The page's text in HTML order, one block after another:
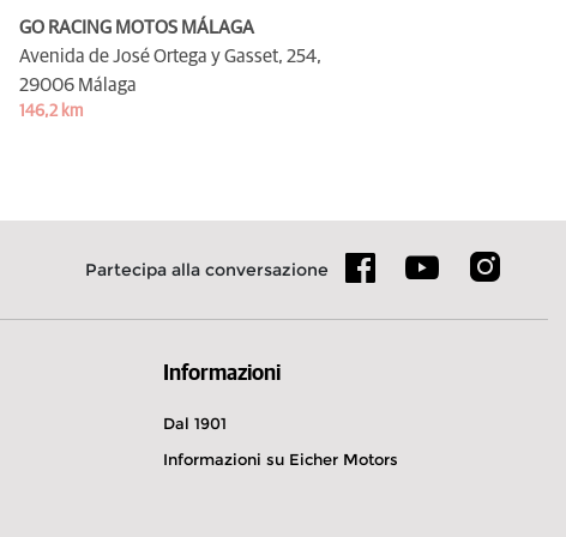
GO RACING MOTOS MÁLAGA
Avenida de José Ortega y Gasset, 254,
29006 Málaga
146,2 km
Partecipa alla conversazione
Informazioni
Dal 1901
Informazioni su Eicher Motors